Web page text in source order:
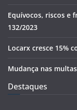
Equívocos, riscos e
132/2023
Locarx cresce 15%
Mudança nas
Destaques